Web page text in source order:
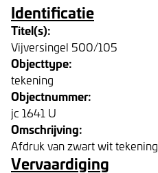
Identificatie
Titel(s):
Vijversingel 500/105
Objecttype:
tekening
Objectnummer:
jc 1641 U
Omschrijving:
Afdruk van zwart wit tekening
Vervaardiging